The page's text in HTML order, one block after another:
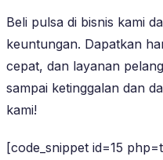
Beli pulsa di bisnis kami
keuntungan. Dapatkan
cepat, dan layanan
sampai ketinggalan dan
kami!
[code_snippet id=15